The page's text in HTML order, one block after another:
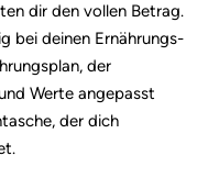
dir den vollen Betrag.
bei deinen Ernährungs-
der
Werte angepasst
der dich